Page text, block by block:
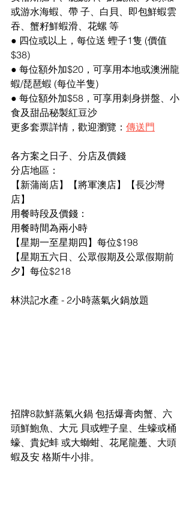
或游水海蝦、帶 子、白貝、即包鮮蝦雲
吞、蟹籽鮮蝦滑、花螺 等
● 四位或以上，每位送 蟶子1隻 (價值
$38)
● 每位額外加$20，可享用本地或澳洲龍
蝦/琵琶蝦 (每位半隻)
● 每位額外加$58，可享用刺身拼盤、小
食及甜品秘製紅豆沙
更多套票詳情，歡迎瀏覽： 傳送門
各方案之日子、分店及價錢
分店地區：
【新蒲崗店】【將軍澳店】【長沙灣
店】
用餐時段及價錢：
用餐時間為兩小時
【星期一至星期四】每位$198
【星期五六日、公眾假期及公眾假期前
夕】每位$218
林洪記水產 - 2小時蒸氣火鍋放題
招牌8款鮮蒸氣火鍋 包括爆膏肉蟹、六
頭鮮鮑魚、大元 貝或蟶子皇、生蠔或桶
蠔、貴妃蚌 或大螄蚶、花尾龍躉、大頭
蝦及安 格斯牛小排。